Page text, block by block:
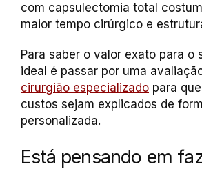
com capsulectomia total
maior tempo cirúrgico e
Para saber o valor exato para o
ideal é passar por uma
cirurgião especializado para
custos sejam explicados de
personalizada.
Está pensando em